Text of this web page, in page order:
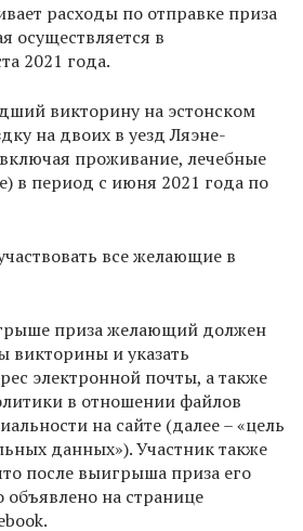
расходы по отправке приза
осуществляется в
2021 года.
викторину на эстонском
на двоих в уезд Ляэне-
проживание, лечебные
в период с июня 2021 года по
все желающие в
приза желающий должен
викторины и указать
электронной почты, а также
в отношении файлов
на сайте (далее – «цель
данных»). Участник также
после выигрыша приза его
на странице